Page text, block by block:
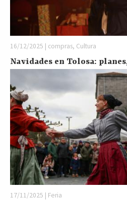
16/12/2025 | compras, Cultura
Navidades en Tolosa:
17/11/2025 | Feria